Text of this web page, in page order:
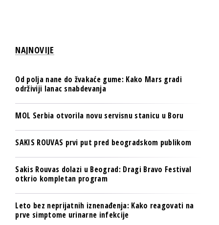
NAJNOVIJE
Od polja nane do žvakaće gume: Kako Mars gradi
održiviji lanac snabdevanja
MOL Serbia otvorila novu servisnu stanicu u Boru
SAKIS ROUVAS prvi put pred beogradskom publikom
Sakis Rouvas dolazi u Beograd: Dragi Bravo Festival
otkrio kompletan program
Leto bez neprijatnih iznenađenja: Kako reagovati na
prve simptome urinarne infekcije